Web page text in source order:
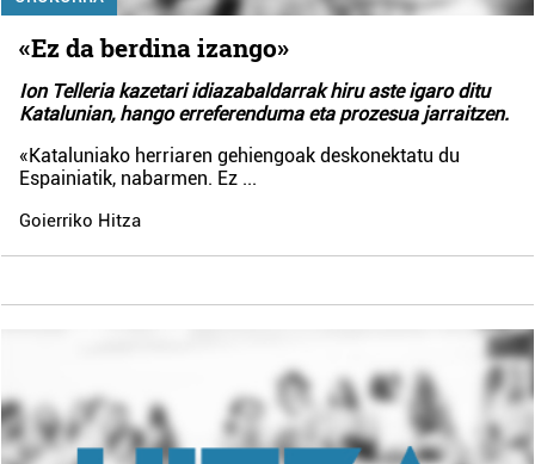
«Ez da berdina izango»
Ion Telleria kazetari idiazabaldarrak hiru aste igaro ditu
Katalunian, hango erreferenduma eta prozesua jarraitzen.
«Kataluniako herriaren gehiengoak deskonektatu du
Espainiatik, nabarmen. Ez ...
Goierriko Hitza